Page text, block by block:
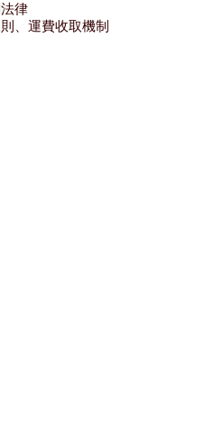
律
、運費收取機制